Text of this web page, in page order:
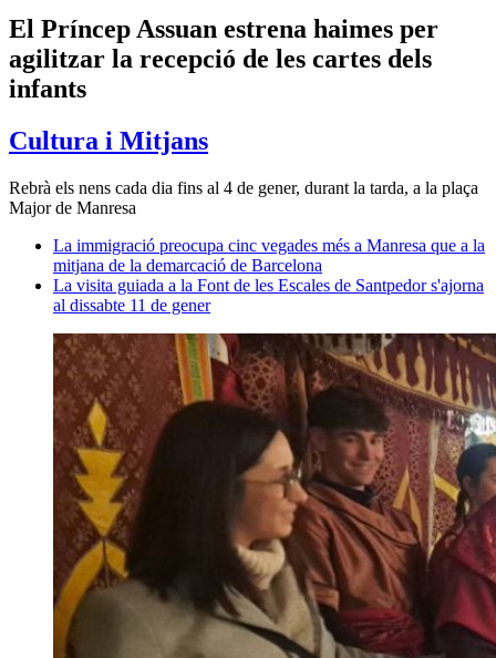
El Príncep Assuan estrena haimes per
agilitzar la recepció de les cartes dels
infants
Cultura i Mitjans
Rebrà els nens cada dia fins al 4 de gener, durant la tarda, a la plaça
Major de Manresa
La immigració preocupa cinc vegades més a Manresa que a la
mitjana de la demarcació de Barcelona
La visita guiada a la Font de les Escales de Santpedor s'ajorna
al dissabte 11 de gener